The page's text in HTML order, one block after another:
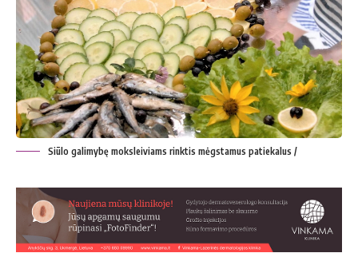
Siūlo galimybę moksleiviams rinktis mėgstamus patiekalus /